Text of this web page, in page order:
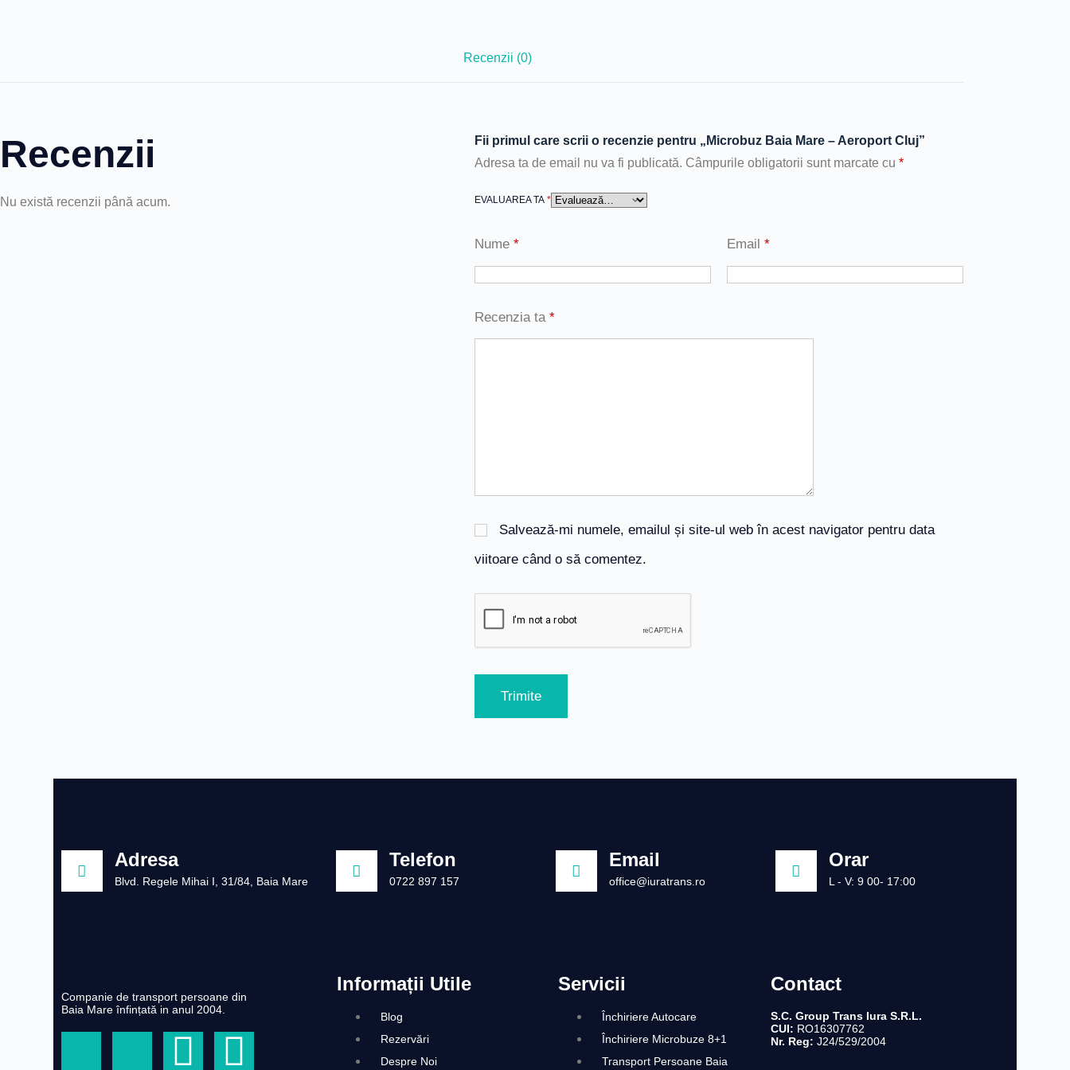
Recenzii (0)
Recenzii
Nu există recenzii până acum.
Fii primul care scrii o recenzie pentru „Microbuz Baia Mare – Aeroport Cluj”
Adresa ta de email nu va fi publicată. Câmpurile obligatorii sunt marcate cu *
EVALUAREA TA *
Nume* Email *
Recenzia ta *
Salvează-mi numele, emailul și site-ul web în acest navigator pentru data
viitoare când o să comentez.
Trimite
Adresa
Blvd. Regele Mihai I, 31/84, Baia Mare
Telefon
0722 897 157
Email
office@iuratrans.ro
Orar
L - V: 9 00- 17:00
Companie de transport persoane din
Baia Mare înfințată in anul 2004.
Informații Utile
Blog
Rezervări
Despre Noi
Servicii
Închiriere Autocare
Închiriere Microbuze 8+1
Transport Persoane Baia
Contact
S.C. Group Trans Iura S.R.L.
CUI: RO16307762
Nr. Reg: J24/529/2004